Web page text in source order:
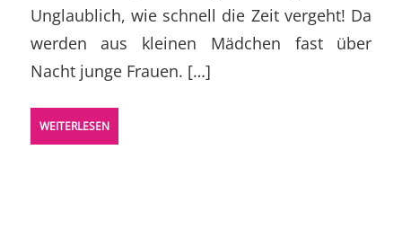
Unglaublich, wie schnell die Zeit vergeht! Da
werden aus kleinen Mädchen fast über
Nacht junge Frauen. […]
WEITERLESEN